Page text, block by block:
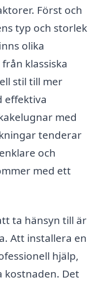
Först och
typ och storlek
olika
klassiska
stil till mer
effektiva
med
tenderar
och
med ett
ta hänsyn till är
Att installera en
hjälp,
kostnaden. Det